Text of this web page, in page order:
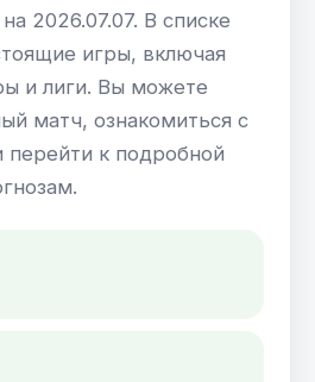
2026.07.07. В списке
игры, включая
и лиги. Вы можете
матч, ознакомиться с
к подробной